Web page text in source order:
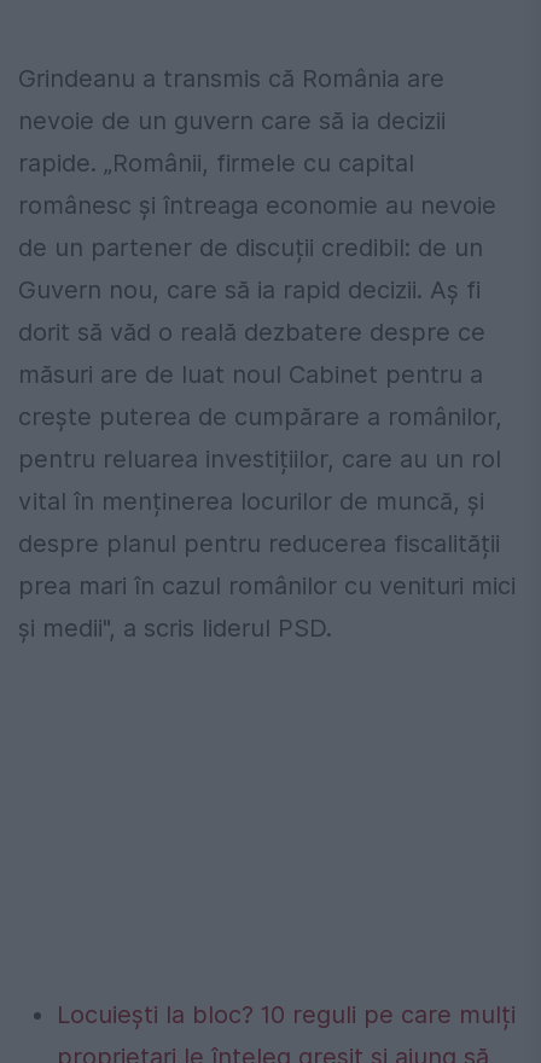
Grindeanu a transmis că România are
nevoie de un guvern care să ia decizii
rapide. „Românii, firmele cu capital
românesc și întreaga economie au nevoie
de un partener de discuții credibil: de un
Guvern nou, care să ia rapid decizii. Aș fi
dorit să văd o reală dezbatere despre ce
măsuri are de luat noul Cabinet pentru a
crește puterea de cumpărare a românilor,
pentru reluarea investițiilor, care au un rol
vital în menținerea locurilor de muncă, și
despre planul pentru reducerea fiscalității
prea mari în cazul românilor cu venituri mici
și medii", a scris liderul PSD.
Locuiești la bloc? 10 reguli pe care mulți
proprietari le înțeleg greșit și ajung să